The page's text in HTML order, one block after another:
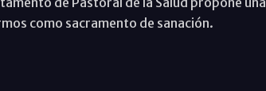
como sacramento de sanación.